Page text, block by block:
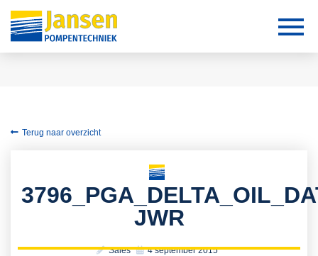
Terug naar overzicht
JWR
Sales 4 september 2015